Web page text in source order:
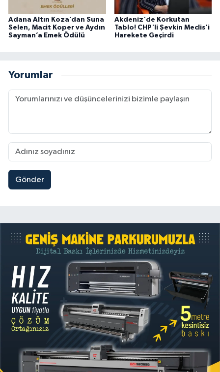
Adana Altın Koza’dan Suna
Selen, Macit Koper ve Aydın
Sayman’a Emek Ödülü
Akdeniz'de Korkutan
Tablo! CHP'li Şevkin Meclis'i
Harekete Geçirdi
Yorumlar
Gönder